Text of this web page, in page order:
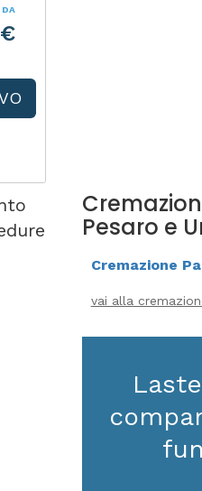
DA
Pesaro e
Cremazione
vai alla